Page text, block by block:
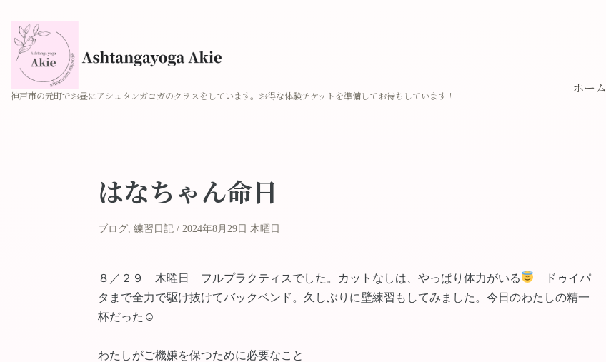
神戸市の元町でお昼にアシュタンガヨガのクラスをしています。お得な体験チケットを準備してお待ちしています！ ホーム
はなちゃん命日
ブログ 練習日記 2024年8月29日 木曜日
８／２９ 木曜日 フルプラクティスでした。カットなしは、やっぱり体力がいる
ドゥイパ
タまで全力で駆け抜けてバックベンド。久しぶりに壁練習もしてみました。今日のわたしの精一
杯だった☺︎
わたしがご機嫌を保つために必要なこと